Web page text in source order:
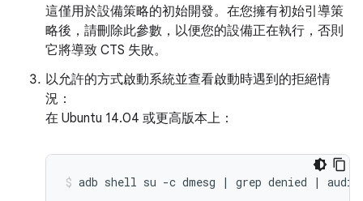
這僅用於設備策略的初始開發。在您擁有初始引導策
略後，請刪除此參數，以便您的設備正在執行，否則
它將導致 CTS 失敗。
以允許的方式啟動系統並查看啟動時遇到的拒絕情
況：
在 Ubuntu 14.04 或更高版本上：
adb shell su -c dmesg | grep denied |